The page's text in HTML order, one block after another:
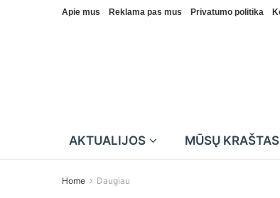
Apie mus Reklama pas mus Privatumo politika
AKTUALIJOS MŪSŲ KRAŠTAS
Home Daugiau